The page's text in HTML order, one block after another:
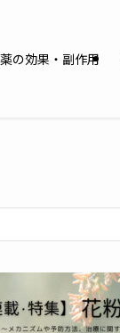
薬の効果・副作用